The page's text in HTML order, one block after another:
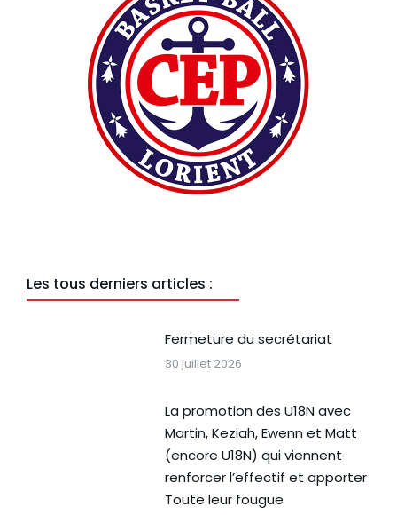
Les tous derniers articles :
Fermeture du secrétariat
30 juillet 2026
La promotion des U18N avec
Martin, Keziah, Ewenn et Matt
(encore U18N) qui viennent
renforcer l’effectif et apporter
Toute leur fougue